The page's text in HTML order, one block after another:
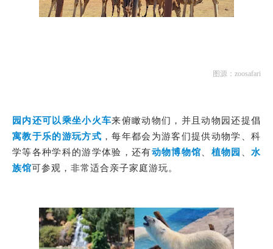
图源：zoosafari
园内还可以乘坐小火车来俯瞰动物们，并且动物园还提倡
寓教于乐的游玩方式 ，每年都会为游客们提供动物学、科
学等各种学科的游学体验，还有动物博物馆 植物园 、水
族馆可参观，非常适合亲子家庭游玩。